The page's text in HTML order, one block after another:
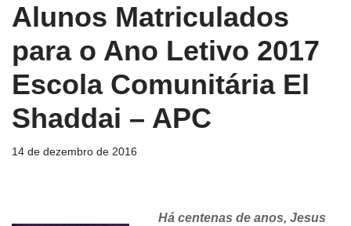
Alunos Matriculados
para o Ano Letivo 2017
Escola Comunitária El
Shaddai – APC
14 de dezembro de 2016
Há centenas de anos, Jesus